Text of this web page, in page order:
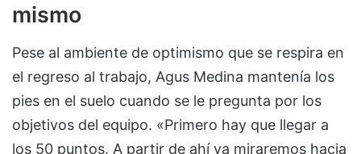
mismo
Pese al ambiente de optimismo que se respira en
el regreso al trabajo, Agus Medina mantenía los
pies en el suelo cuando se le pregunta por los
objetivos del equipo. «Primero hay que llegar a
los 50 puntos. A partir de ahí ya miraremos hacia